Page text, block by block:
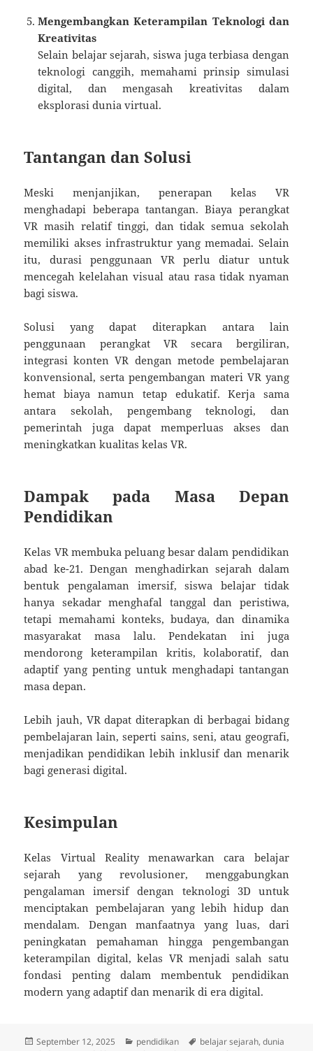
Mengembangkan Keterampilan Teknologi dan
Kreativitas
Selain belajar sejarah, siswa juga terbiasa dengan
teknologi canggih, memahami prinsip simulasi
digital, dan mengasah kreativitas dalam
eksplorasi dunia virtual.
Tantangan dan Solusi
Meski menjanjikan, penerapan kelas VR
menghadapi beberapa tantangan. Biaya perangkat
VR masih relatif tinggi, dan tidak semua sekolah
memiliki akses infrastruktur yang memadai. Selain
itu, durasi penggunaan VR perlu diatur untuk
mencegah kelelahan visual atau rasa tidak nyaman
bagi siswa.
Solusi yang dapat diterapkan antara lain
penggunaan perangkat VR secara bergiliran,
integrasi konten VR dengan metode pembelajaran
konvensional, serta pengembangan materi VR yang
hemat biaya namun tetap edukatif. Kerja sama
antara sekolah, pengembang teknologi, dan
pemerintah juga dapat memperluas akses dan
meningkatkan kualitas kelas VR.
Dampak pada Masa Depan
Pendidikan
Kelas VR membuka peluang besar dalam pendidikan
abad ke-21. Dengan menghadirkan sejarah dalam
bentuk pengalaman imersif, siswa belajar tidak
hanya sekadar menghafal tanggal dan peristiwa,
tetapi memahami konteks, budaya, dan dinamika
masyarakat masa lalu. Pendekatan ini juga
mendorong keterampilan kritis, kolaboratif, dan
adaptif yang penting untuk menghadapi tantangan
masa depan.
Lebih jauh, VR dapat diterapkan di berbagai bidang
pembelajaran lain, seperti sains, seni, atau geografi,
menjadikan pendidikan lebih inklusif dan menarik
bagi generasi digital.
Kesimpulan
Kelas Virtual Reality menawarkan cara belajar
sejarah yang revolusioner, menggabungkan
pengalaman imersif dengan teknologi 3D untuk
menciptakan pembelajaran yang lebih hidup dan
mendalam. Dengan manfaatnya yang luas, dari
peningkatan pemahaman hingga pengembangan
keterampilan digital, kelas VR menjadi salah satu
fondasi penting dalam membentuk pendidikan
modern yang adaptif dan menarik di era digital.
Posted
September 12, 2025 Categories
pendidikan Tags
belajar sejarah,dunia